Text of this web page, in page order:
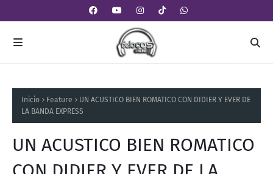
Inicio Feature
UN ACUSTICO BIEN ROMATICO CON DIDIER Y EVER DE
LA BANDA EXPRESS
UN ACUSTICO BIEN ROMATICO